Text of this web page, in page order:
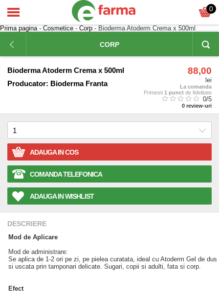
0
Prima pagina- Cosmetice - Corp - Bioderma Atoderm Crema x 500ml
CORP
Bioderma Atoderm Crema x 500ml
Producator: Bioderma Franta
88,00
lei
La comanda
Primesti 1 punct de fidelitate
0/5
0 review-uri
ADAUGA IN COS
COMANDA TELEFONICA
ADAUGA IN WISHLIST
DESCRIERE
Mod de Aplicare
Mod de administrare:
Se aplica de 1-2 ori pe zi, pe pielea curatata, ideal cu Atoderm Gel de dus
si uscata prin tamponari delicate. Sugari, copii si adulti, fata si corp.
Efect